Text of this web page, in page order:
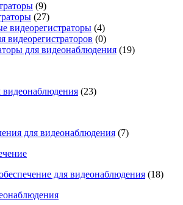
(9)
(27)
видеорегистраторы (4)
видеорегистраторов (0)
для видеонаблюдения (19)
(23)
для видеонаблюдения (7)
для видеонаблюдения (18)